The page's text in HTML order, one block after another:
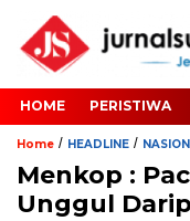
HOME PERISTIWA
Home / HEADLINE /
Menkop :
Unggul